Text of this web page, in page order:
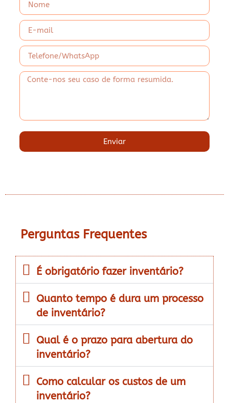
Enviar
Perguntas Frequentes
É obrigatório fazer inventário?
Quanto tempo é dura um processo
de inventário?
Qual é o prazo para abertura do
inventário?
Como calcular os custos de um
inventário?